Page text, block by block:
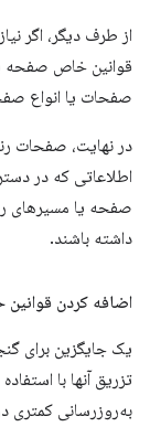
از طرف دیگر، اگر
قوانین خاص صفحه
صفحات یا انواع
در نهایت، صفحات
اطلاعاتی که در
صفحه یا مسیرهای
داشته باشند.
اضافه کردن قوانین
یک جایگزین برای
تزریق آنها با
به‌روزرسانی کمتری